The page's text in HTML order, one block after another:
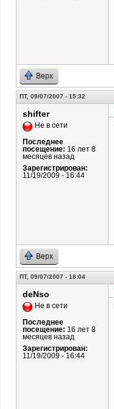
Верх
ПТ, 09/07/2007 - 15:32
shifter
Не в сети
Последнее
посещение: 16 лет 8
месяцев назад
Зарегистрирован:
11/19/2009 - 16:44
Верх
ПТ, 09/07/2007 - 18:04
deNso
Не в сети
Последнее
посещение: 16 лет 8
месяцев назад
Зарегистрирован:
11/19/2009 - 16:44